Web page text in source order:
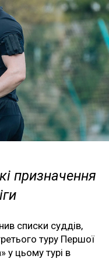
призначення
списки суддів,
туру Першої
у цьому турі в